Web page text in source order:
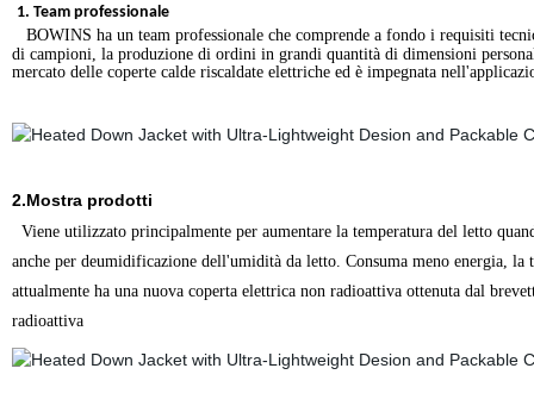
1. Team professionale
BOWINS ha un team professionale che comprende a fondo i requisiti
di campioni, la produzione di ordini in grandi quantità di dimensioni
mercato delle coperte calde riscaldate elettriche ed è impegnata
2.Mostra prodotti
Viene utilizzato principalmente per aumentare la temperatura del letto
anche per deumidificazione dell'umidità da letto. Consuma meno energia, la
attualmente ha una nuova coperta elettrica non radioattiva ottenuta dal
radioattiva